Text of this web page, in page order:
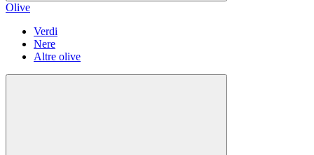
Olive
Verdi
Nere
Altre olive